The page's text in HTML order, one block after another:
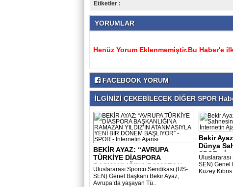
Etiketler :
YORUMLAR
Henüz Yorum Eklenmemiştir.Bu Haber'e
FACEBOOK YORUM
İLGİNİZİ ÇEKEBİLECEK DİĞER SPOR
BEKİR AYAZ: “AVRUPA
TÜRKİYE DİASPORA
BAŞKANLIĞINA RAMAZAN
YI..
Uluslararası Sporcu Sendikası (US-
SEN) Genel Başkanı Bekir Ayaz,
Avrupa’da yaşayan Tü..
Bekir
Dünya
SPOR -
SEN) Genel
Kuzey